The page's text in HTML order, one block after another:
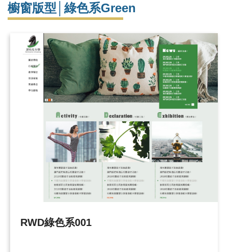
櫥窗版型│綠色系Green
RWD綠色系001